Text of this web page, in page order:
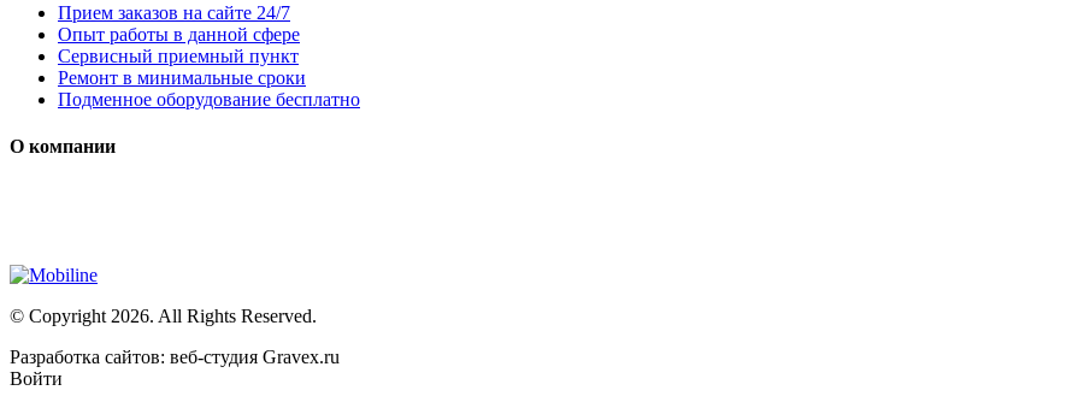
Прием заказов на сайте 24/7
Опыт работы в данной сфере
Сервисный приемный пункт
Ремонт в минимальные сроки
Подменное оборудование бесплатно
О компании
© Copyright 2026. All Rights Reserved.
Разработка сайтов: веб-студия Gravex.ru
Войти